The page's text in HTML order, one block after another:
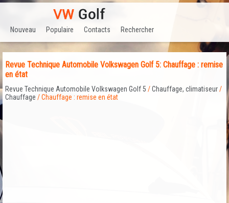
Nouveau Populaire Contacts Rechercher
Revue Technique Automobile Volkswagen Golf 5: Chauffage : remise
en état
Revue Technique Automobile Volkswagen Golf 5 /Chauffage, climatiseur/
Chauffage / Chauffage : remise en état